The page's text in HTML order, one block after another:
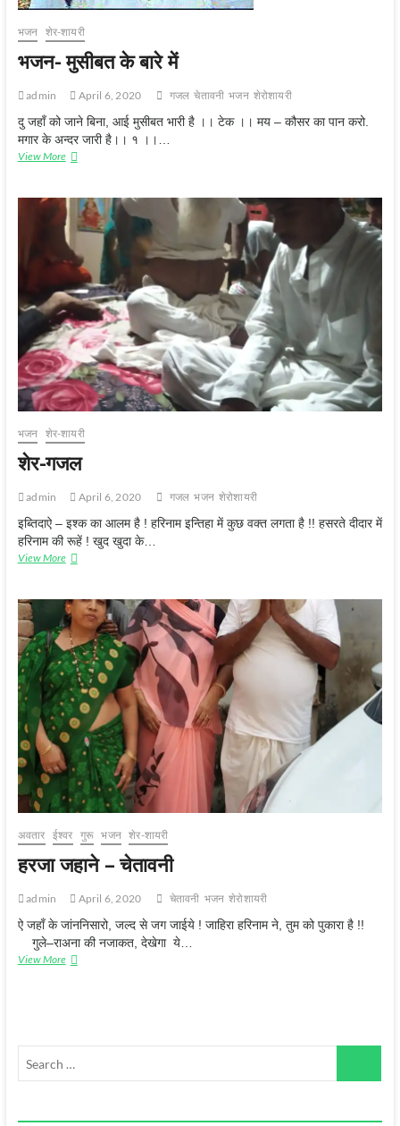
भजन शेर-शायरी
भजन- मुसीबत के बारे में
admin April 6, 2020 गजल चेतावनी भजन शेरोशायरी
दु जहाँ को जाने बिना, आई मुसीबत भारी है ।। टेक ।। मय – कौसर का पान करो.
मगार के अन्दर जारी है।। १ ।।…
View Moreभजन-
बारे
में
भजन शेर-शायरी
शेर-गजल
admin April 6, 2020 गजल भजन शेरोशायरी
इब्तिदाऐ – इश्क का आलम है ! हरिनाम इन्तिहा में कुछ वक्त लगता है !! हसरते दीदार में
हरिनाम की रूहें ! खुद खुदा के…
View Moreशेर-
अवतार ईश्‍वर गुरू भजन शेर-शायरी
हरजा जहाने – चेतावनी
admin April 6, 2020 चेतावनी भजन शेरोशायरी
ऐ जहाँ के जांननिसारो, जल्द से जग जाईये ! जाहिरा हरिनाम ने, तुम को पुकारा है !!
गुले–राअना की नजाकत, देखेगा ये…
View Moreहरजा